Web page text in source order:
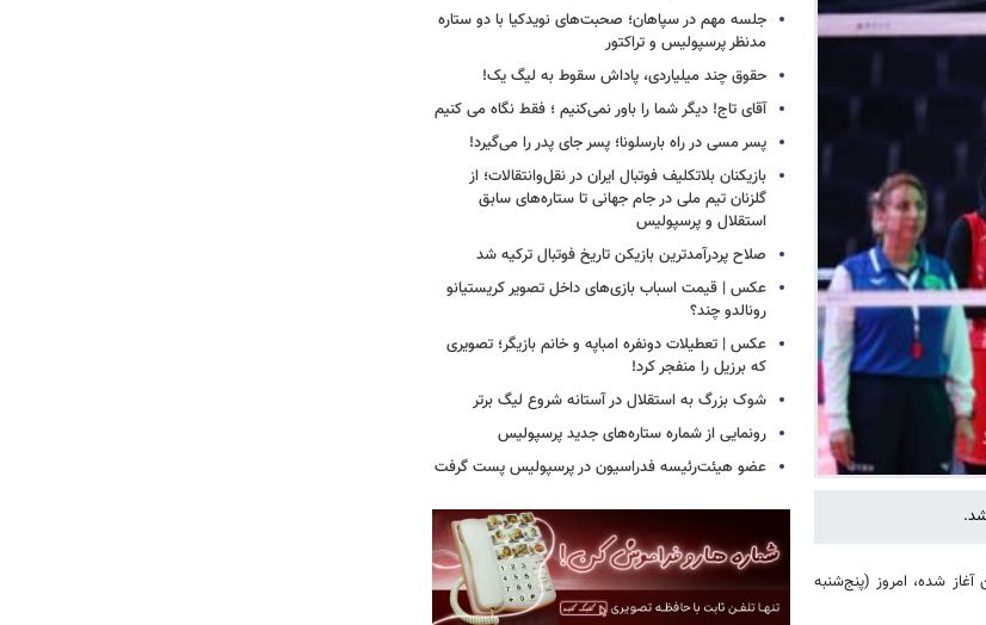
در شهر کاندون فیلیپین آغاز شده، امروز (پنج‌شنبه
جلسه مهم در سپاهان؛ صحبت‌های نویدکیا با دو ستاره
مدنظر پرسپولیس و تراکتور
حقوق چند میلیاردی، پاداش سقوط به لیگ یک!
آقای تاج! دیگر شما را باور نمی‌کنیم ؛ فقط نگاه می کنیم
پسر مسی در راه بارسلونا؛ پسر جای پدر را می‌گیرد!
بازیکنان بلاتکلیف فوتبال ایران در نقل‌وانتقالات؛ از
گلزنان تیم ملی در جام جهانی تا ستاره‌های سابق
استقلال و پرسپولیس
صلاح پردرآمدترین بازیکن تاریخ فوتبال ترکیه شد
عکس | قیمت اسباب بازی‌های داخل تصویر کریستیانو
رونالدو چند؟
عکس | تعطیلات دونفره امباپه و خانم بازیگر؛ تصویری
که برزیل را منفجر کرد!
شوک بزرگ به استقلال در آستانه شروع لیگ برتر
رونمایی از شماره ستاره‌های جدید پرسپولیس
عضو هیئت‌رئیسه فدراسیون در پرسپولیس پست گرفت